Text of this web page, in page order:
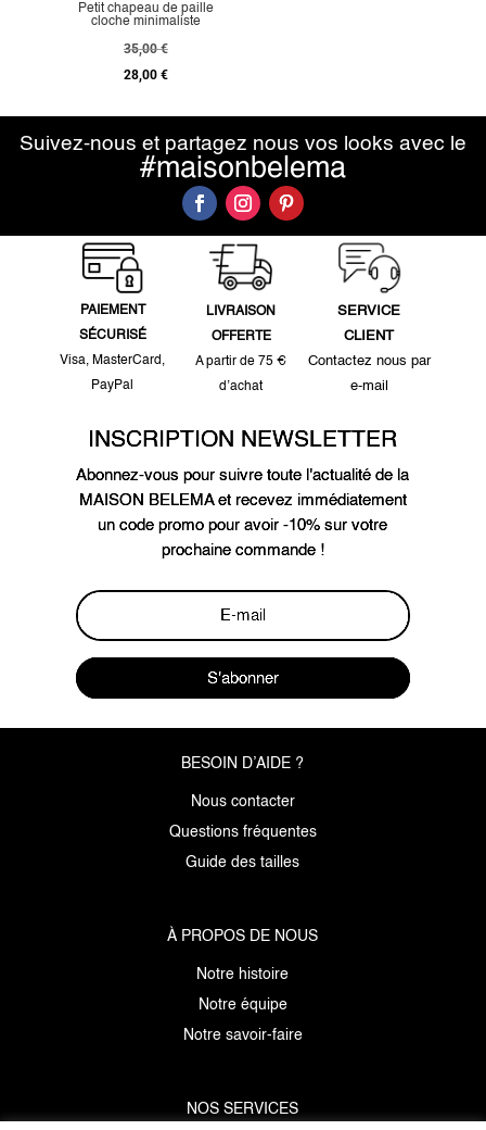
Petit chapeau de paille
cloche minimaliste
35,00€
28,00 €
Suivez-nous et partagez nous vos looks avec le
#maisonbelema
PAIEMENT
SÉCURISÉ
Visa, MasterCard,
PayPal
LIVRAISON
OFFERTE
A partir de 75 €
d’achat
SERVICE
CLIENT
Contactez nous par
e-mail
INSCRIPTION NEWSLETTER
Abonnez-vous pour suivre toute l'actualité de la
MAISON BELEMA et recevez immédiatement
un code promo pour avoir -10% sur votre
prochaine commande !
S'abonner
BESOIN D’AIDE ?
Nous contacter
Questions fréquentes
Guide des tailles
À PROPOS DE NOUS
Notre histoire
Notre équipe
Notre savoir-faire
NOS SERVICES